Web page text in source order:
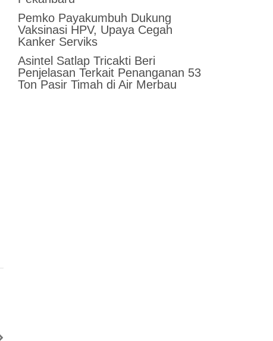
Pemko Payakumbuh Dukung
Vaksinasi HPV, Upaya Cegah
Kanker Serviks
Asintel Satlap Tricakti Beri
Penjelasan Terkait Penanganan 53
Ton Pasir Timah di Air Merbau